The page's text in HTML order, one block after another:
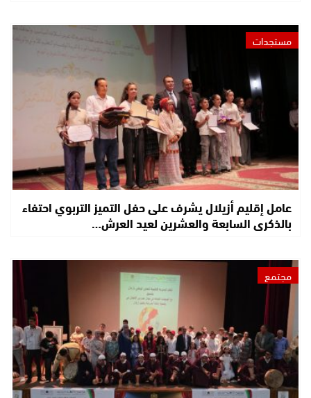
مستجدات
عامل إقليم أزيلال يشرف على حفل التميز التربوي احتفاء
بالذكرى السابعة والعشرين لعيد العرش…
مجتمع